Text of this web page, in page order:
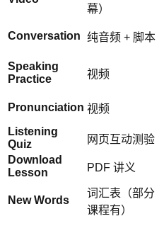
幕）
Conversation 纯音频 + 脚本
Speaking
Practice
视频
Pronunciation 视频
Listening
Quiz
网页互动测验
Download
Lesson
PDF 讲义
New Words
词汇表（部分
课程有）